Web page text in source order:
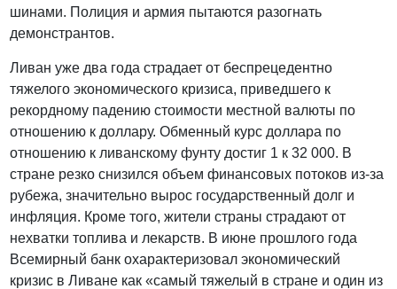
шинами. Полиция и армия пытаются разогнать
демонстрантов.
Ливан уже два года страдает от беспрецедентно
тяжелого экономического кризиса, приведшего к
рекордному падению стоимости местной валюты по
отношению к доллару. Обменный курс доллара по
отношению к ливанскому фунту достиг 1 к 32 000. В
стране резко снизился объем финансовых потоков из-за
рубежа, значительно вырос государственный долг и
инфляция. Кроме того, жители страны страдают от
нехватки топлива и лекарств. В июне прошлого года
Всемирный банк охарактеризовал экономический
кризис в Ливане как «самый тяжелый в стране и один из